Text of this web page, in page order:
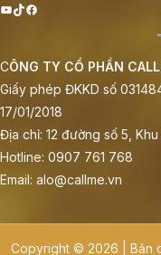
Youtube
TikTokFacebook
CÔNG TY CỔ PHẦN
Giấy phép ĐKKD số
17/01/2018
Địa chỉ: 12 đường số 5,
Hotline: 0907 761 768
Email: alo@callme.vn
Copyright © 2026 | Bản